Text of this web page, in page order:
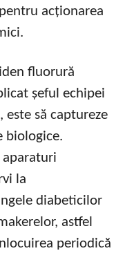
acționarea
fluorură
șeful echipei
este să captureze
biologice.
aparaturi
la
diabeticilor
astfel
periodică